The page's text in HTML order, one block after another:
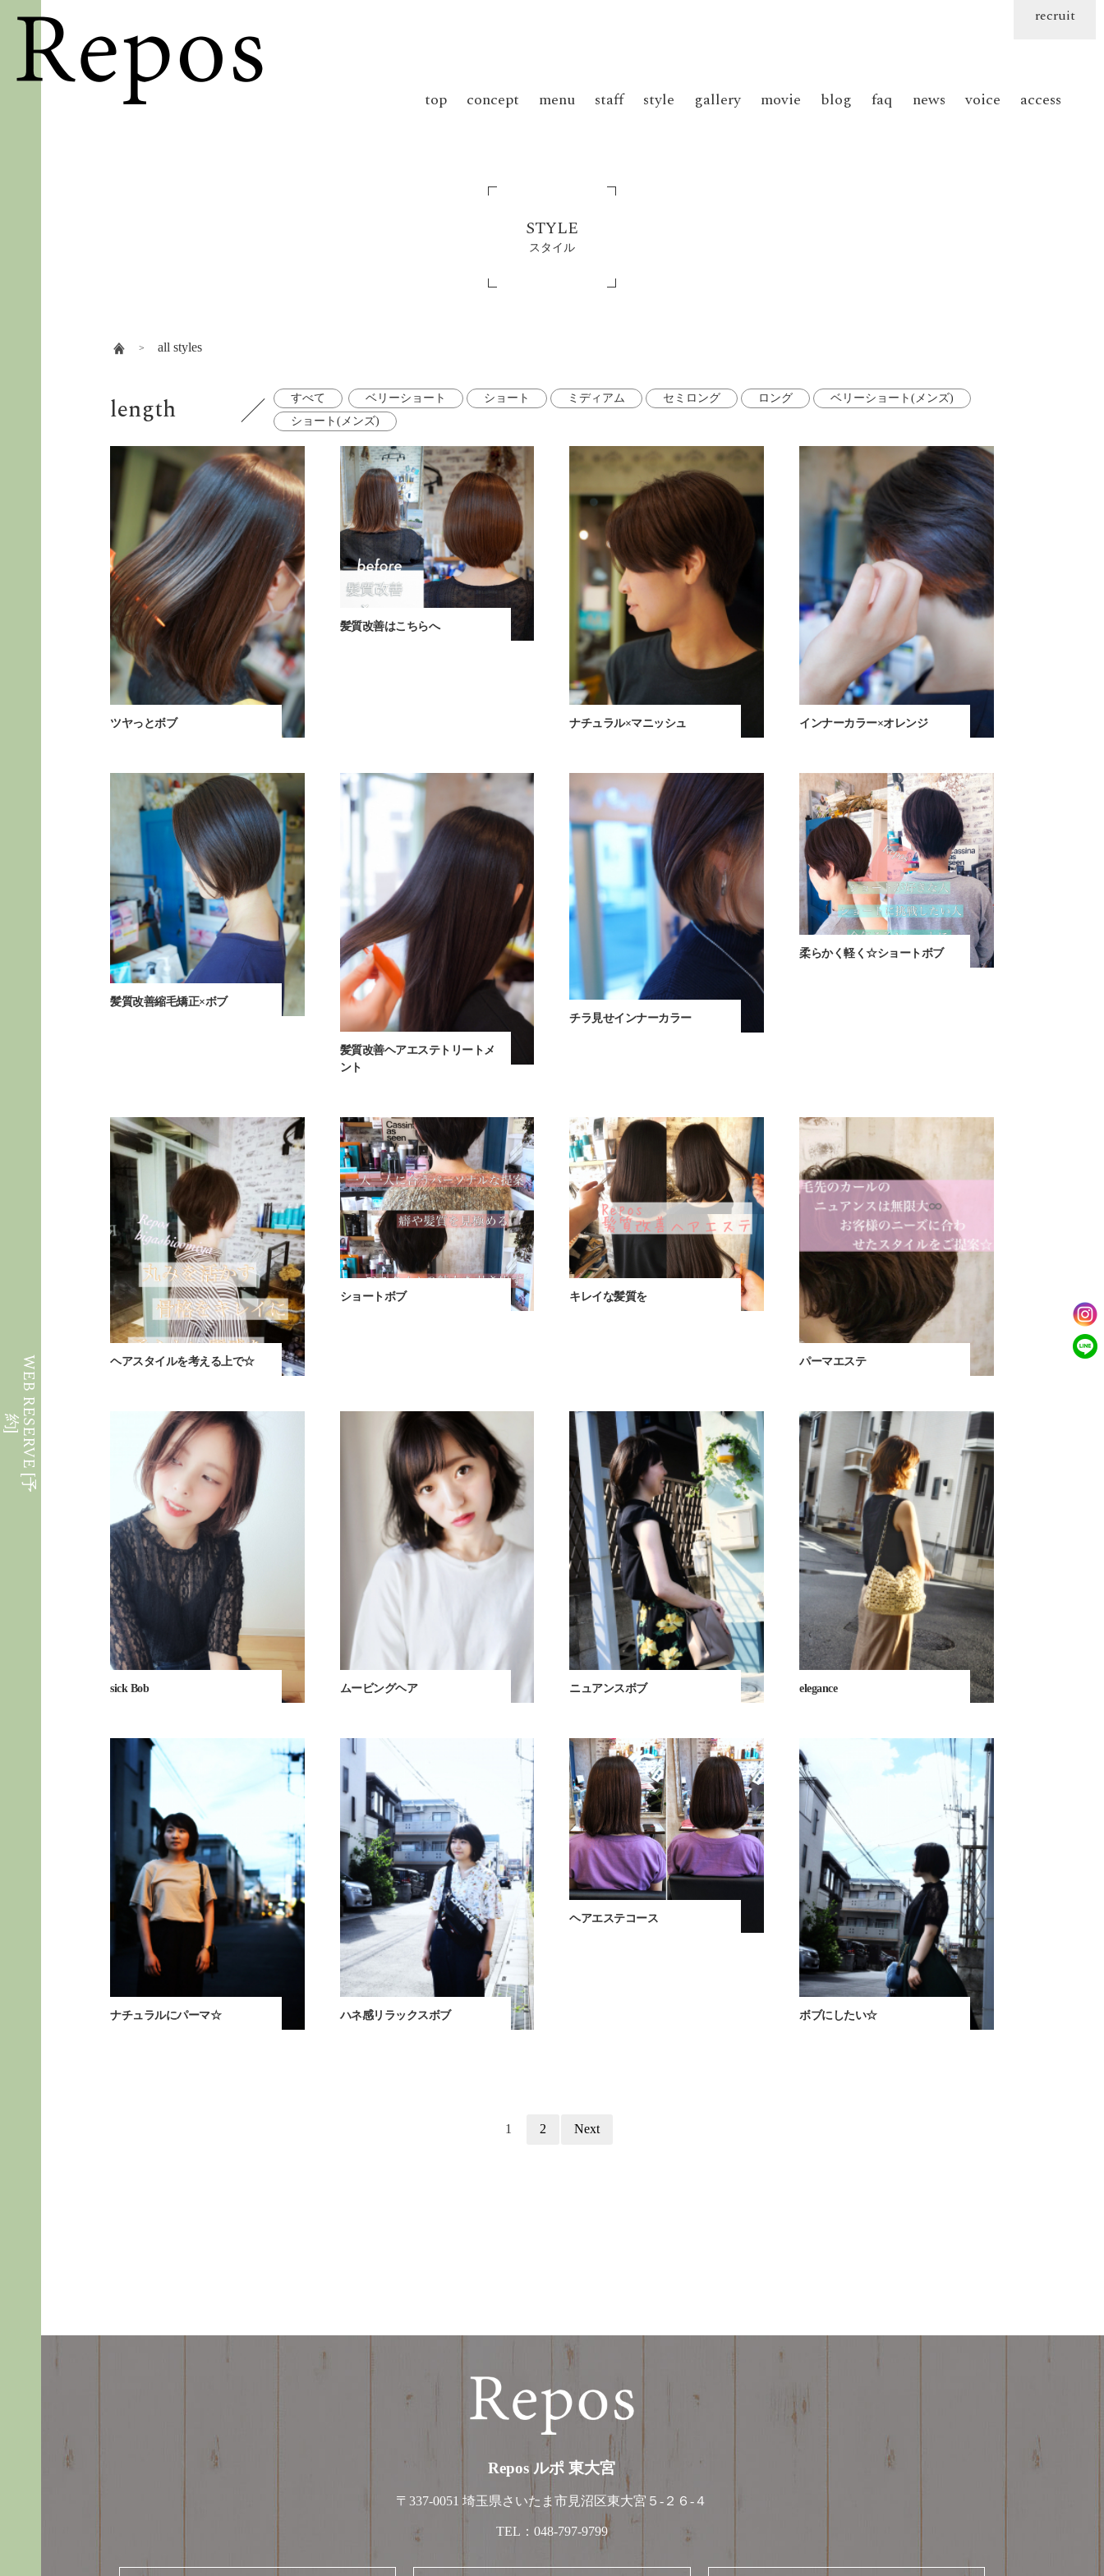
W
E
B
R
E
S
E
R
V
E
[
予
約
]
top concept menu staff style gallery movie blog faq news voice access
recruit
STYLE
スタイル
all styles
length すべて ベリーショート ショート ミディアム セミロング ロング
ベリーショート(メンズ)
ショート(メンズ)
ツヤっとボブ
髪質改善はこちらへ
ナチュラル×マニッシュ インナーカラー×オレンジ
髪質改善縮毛矯正×ボブ
髪質改善ヘアエステトリートメ
ント
チラ見せインナーカラー
柔らかく軽く☆ショートボブ
ヘアスタイルを考える上で☆
ショートボブ キレイな髪質を
パーマエステ
sick Bob ムービングヘア ニュアンスボブ elegance
ナチュラルにパーマ☆ ハネ感リラックスボブ
ヘアエステコース
ボブにしたい☆
1 2 Next
Repos ルポ 東大宮
〒337-0051埼玉県さいたま市見沼区東大宮５-２６-４
TEL： 048-797-9799